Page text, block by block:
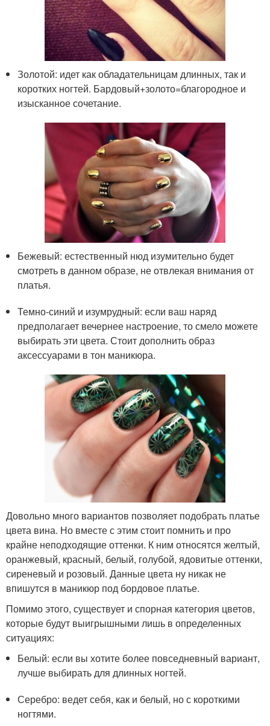
Золотой: идет как обладательницам длинных, так и
коротких ногтей. Бардовый+золото=благородное и
изысканное сочетание.
Бежевый: естественный нюд изумительно будет
смотреть в данном образе, не отвлекая внимания от
платья.
Темно-синий и изумрудный: если ваш наряд
предполагает вечернее настроение, то смело можете
выбирать эти цвета. Стоит дополнить образ
аксессуарами в тон маникюра.
Довольно много вариантов позволяет подобрать платье
цвета вина. Но вместе с этим стоит помнить и про
крайне неподходящие оттенки. К ним относятся желтый,
оранжевый, красный, белый, голубой, ядовитые оттенки,
сиреневый и розовый. Данные цвета ну никак не
впишутся в маникюр под бордовое платье.
Помимо этого, существует и спорная категория цветов,
которые будут выигрышными лишь в определенных
ситуациях:
Белый: если вы хотите более повседневный вариант,
лучше выбирать для длинных ногтей.
Серебро: ведет себя, как и белый, но с короткими
ногтями.